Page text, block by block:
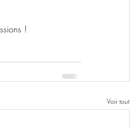
!
Voir tout